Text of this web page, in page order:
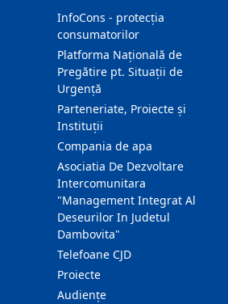
InfoCons - protecția
consumatorilor
Platforma Națională de
Pregătire pt. Situații de
Urgență
Parteneriate, Proiecte și
Instituții
Compania de apa
Asociatia De Dezvoltare
Intercomunitara
"Management Integrat Al
Deseurilor In Judetul
Dambovita"
Telefoane CJD
Proiecte
Audienţe